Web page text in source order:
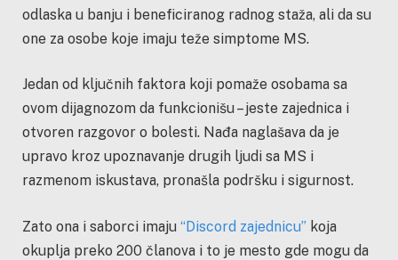
odlaska u banju i beneficiranog radnog staža, ali da su
one za osobe koje imaju teže simptome MS.
Jedan od ključnih faktora koji pomaže osobama sa
ovom dijagnozom da funkcionišu – jeste zajednica i
otvoren razgovor o bolesti. Nađa naglašava da je
upravo kroz upoznavanje drugih ljudi sa MS i
razmenom iskustava, pronašla podršku i sigurnost.
Zato ona i saborci imaju “Discord zajednicu” koja
okuplja preko 200 članova i to je mesto gde mogu da